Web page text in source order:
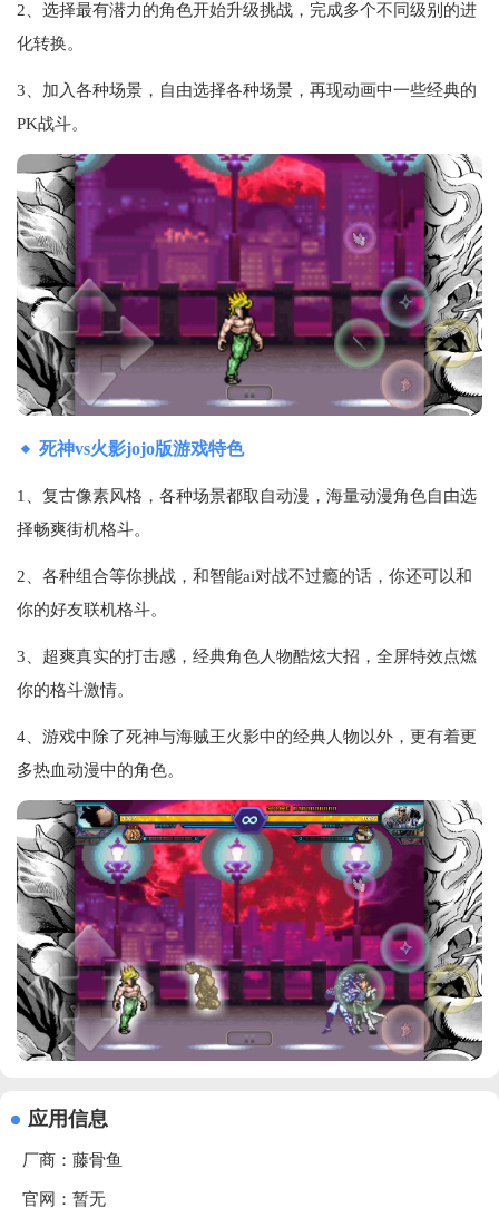
2、选择最有潜力的角色开始升级挑战，完成多个不同级别的进
化转换。
3、加入各种场景，自由选择各种场景，再现动画中一些经典的
PK战斗。
死神vs火影jojo版游戏特色
1、复古像素风格，各种场景都取自动漫，海量动漫角色自由选
择畅爽街机格斗。
2、各种组合等你挑战，和智能ai对战不过瘾的话，你还可以和
你的好友联机格斗。
3、超爽真实的打击感，经典角色人物酷炫大招，全屏特效点燃
你的格斗激情。
4、游戏中除了死神与海贼王火影中的经典人物以外，更有着更
多热血动漫中的角色。
应用信息
厂商： 藤骨鱼
官网：暂无